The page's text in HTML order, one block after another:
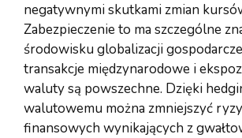
negatywnymi skutkami zmian
Zabezpieczenie to ma szczególne
środowisku globalizacji
transakcje międzynarodowe i
waluty są powszechne. Dzięki
walutowemu można zmniejszyć
finansowych wynikających z